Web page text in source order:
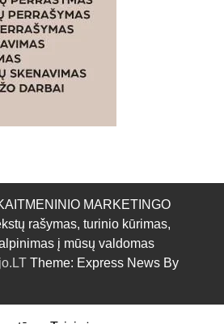
MARKETINGO
rašymas, turinio kūrimas,
į mūsų valdomas
Theme: Express News By